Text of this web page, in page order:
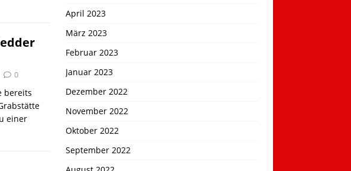
0
bereits
einer
April 2023
März 2023
Februar 2023
Januar 2023
Dezember 2022
November 2022
Oktober 2022
September 2022